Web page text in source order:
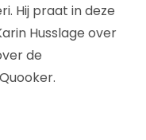
Hij praat in deze
Husslage over
de